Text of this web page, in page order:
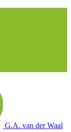
G.A. van der Waal